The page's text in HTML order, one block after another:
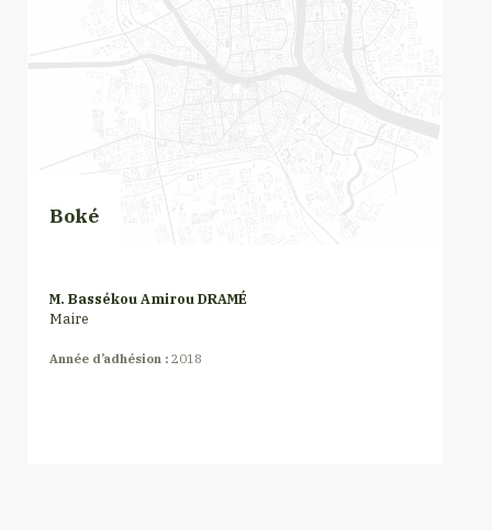
Boké
M. Bassékou Amirou DRAMÉ
Maire
Année d’adhésion : 2018